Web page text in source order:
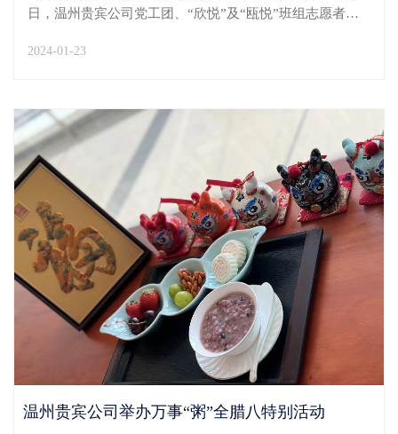
日，温州贵宾公司党工团、“欣悦”及“瓯悦”班组志愿者、
举办“雨花送福粥”腊八派粥活动。清晨，志愿者将糯米、
2024-01-23
温州贵宾公司举办万事“粥”全腊八特别活动